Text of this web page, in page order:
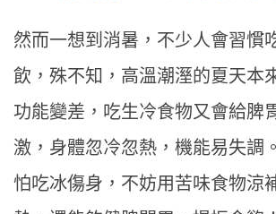
然而一想到消暑，不少人會習慣
飲，殊不知，高溫潮溼的夏天本
功能變差，吃生冷食物又會給脾
激，身體忽冷忽熱，機能易失調
怕吃冰傷身，不妨用苦味食物涼